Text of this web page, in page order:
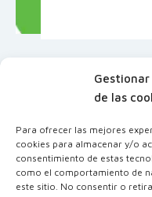
de las
Para ofrecer las mejores
cookies para almacenar y/o
consentimiento de estas
como el comportamiento de
este sitio. No consentir o